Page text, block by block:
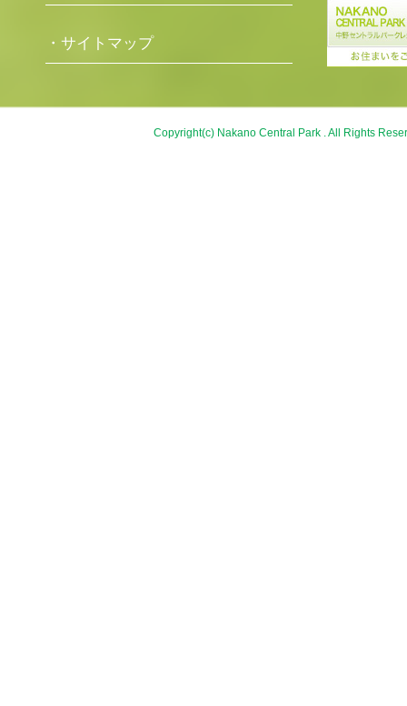
・サイトマップ
Copyright(c) Nakano Central Park . All Rights